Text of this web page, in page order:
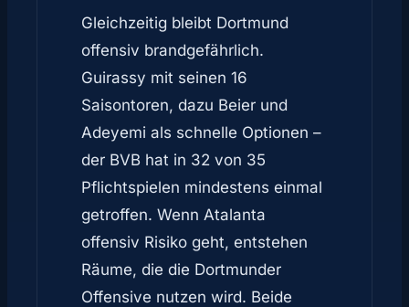
Gleichzeitig bleibt Dortmund
offensiv brandgefährlich.
Guirassy mit seinen 16
Saisontoren, dazu Beier und
Adeyemi als schnelle Optionen –
der BVB hat in 32 von 35
Pflichtspielen mindestens einmal
getroffen. Wenn Atalanta
offensiv Risiko geht, entstehen
Räume, die die Dortmunder
Offensive nutzen wird. Beide